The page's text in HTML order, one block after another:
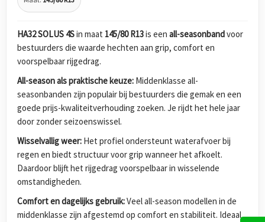
HA32 SOLUS 4Sin maat 145/80 R13is een all-seasonbandvoor
bestuurders die waarde hechten aan grip, comfort en
voorspelbaar rijgedrag.
All-season als praktische keuze: Middenklasse all-
seasonbanden zijn populair bij bestuurders die gemak en een
goede prijs-kwaliteitverhouding zoeken. Je rijdt het hele jaar
door zonder seizoenswissel.
Wisselvallig weer: Het profiel ondersteunt waterafvoer bij
regen en biedt structuur voor grip wanneer het afkoelt.
Daardoor blijft het rijgedrag voorspelbaar in wisselende
omstandigheden.
Comfort en dagelijks gebruik:Veel all-season modellen in de
middenklasse zijn afgestemd op comfort en stabiliteit. Ideaal